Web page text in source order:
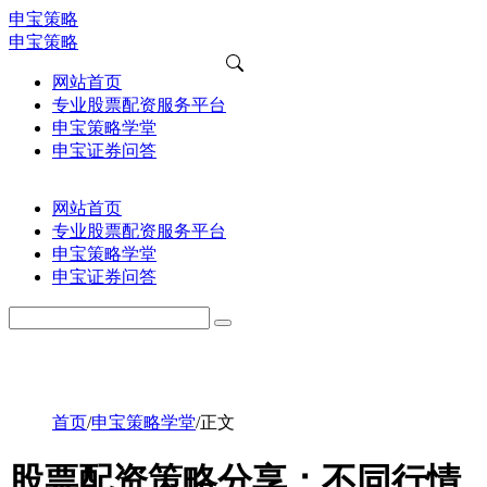
申宝策略
申宝策略
网站首页
专业股票配资服务平台
申宝策略学堂
申宝证券问答
网站首页
专业股票配资服务平台
申宝策略学堂
申宝证券问答
首页/申宝策略学堂/正文